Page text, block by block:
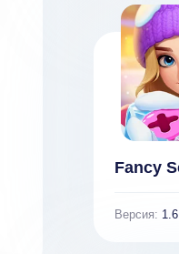
Fancy
Версия: